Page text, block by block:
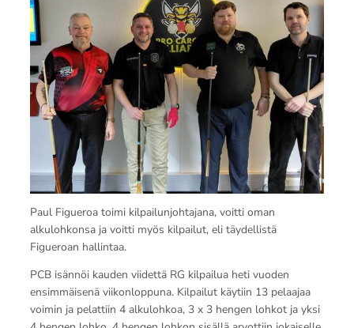
Paul Figueroa toimi kilpailunjohtajana, voitti oman
alkulohkonsa ja voitti myös kilpailut, eli täydellistä
Figueroan hallintaa.
PCB isännöi kauden viidettä RG kilpailua heti vuoden
ensimmäisenä viikonloppuna. Kilpailut käytiin 13 pelaajaa
voimin ja pelattiin 4 alkulohkoa, 3 x 3 hengen lohkot ja yksi